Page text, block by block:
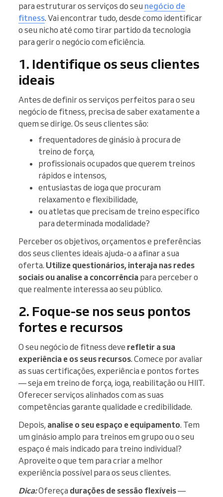
para estruturar os serviços do seu negócio de
fitness. Vai encontrar tudo, desde como identificar
o seu nicho até como tirar partido da tecnologia
para gerir o negócio com eficiência.
1. Identifique os seus clientes
ideais
Antes de definir os serviços perfeitos para o seu
negócio de fitness, precisa de saber exatamente a
quem se dirige. Os seus clientes são:
frequentadores de ginásio à procura de
treino de força,
profissionais ocupados que querem treinos
rápidos e intensos,
entusiastas de ioga que procuram
relaxamento e flexibilidade,
ou atletas que precisam de treino específico
para determinada modalidade?
Perceber os objetivos, orçamentos e preferências
dos seus clientes ideais ajuda-o a afinar a sua
oferta. Utilize questionários, interaja nas redes
sociais ou analise a concorrência para perceber o
que realmente interessa ao seu público.
2. Foque-se nos seus pontos
fortes e recursos
O seu negócio de fitness deve refletir a sua
experiência e os seus recursos. Comece por avaliar
as suas certificações, experiência e pontos fortes
— seja em treino de força, ioga, reabilitação ou HIIT.
Oferecer serviços alinhados com as suas
competências garante qualidade e credibilidade.
Depois, analise o seu espaço e equipamento. Tem
um ginásio amplo para treinos em grupo ou o seu
espaço é mais indicado para treino individual?
Aproveite o que tem para criar a melhor
experiência possível para os seus clientes.
Dica:Ofereça durações de sessão flexíveis—